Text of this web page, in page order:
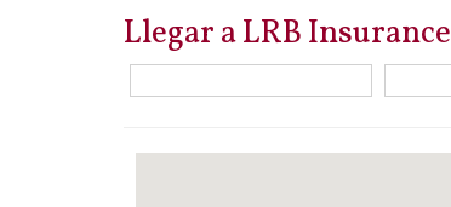
Llegar a LRB